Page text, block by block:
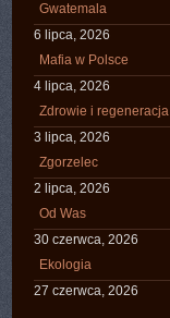
Gwatemala
6 lipca, 2026
Mafia w Polsce
4 lipca, 2026
Zdrowie i regeneracja
3 lipca, 2026
Zgorzelec
2 lipca, 2026
Od Was
30 czerwca, 2026
Ekologia
27 czerwca, 2026